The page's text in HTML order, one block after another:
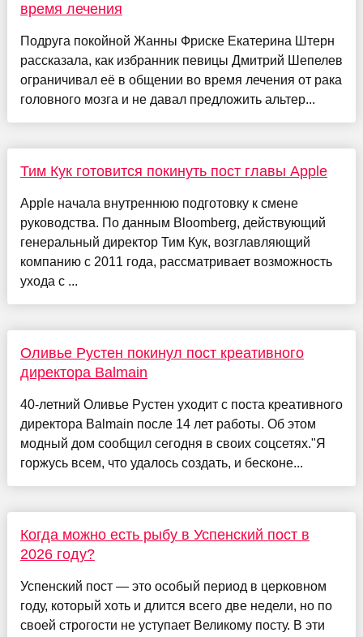
время лечения
Подруга покойной Жанны Фриске Екатерина Штерн
рассказала, как избранник певицы Дмитрий Шепелев
ограничивал её в общении во время лечения от рака
головного мозга и не давал предложить альтер...
Тим Кук готовится покинуть пост главы Apple
Apple начала внутреннюю подготовку к смене
руководства. По данным Bloomberg, действующий
генеральный директор Тим Кук, возглавляющий
компанию с 2011 года, рассматривает возможность
ухода с ...
Оливье Рустен покинул пост креативного
директора Balmain
40-летний Оливье Рустен уходит с поста креативного
директора Balmain после 14 лет работы. Об этом
модный дом сообщил сегодня в своих соцсетях."Я
горжусь всем, что удалось создать, и бесконе...
Когда можно есть рыбу в Успенский пост в
2026 году?
Успенский пост — это особый период в церковном
году, который хоть и длится всего две недели, но по
своей строгости не уступает Великому посту. В эти